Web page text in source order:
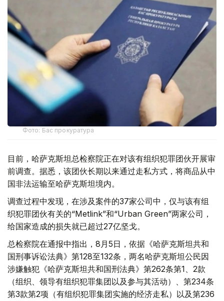
Фото: Бас прокуратура
目前，哈萨克斯坦总检察院正在对该有组织犯罪团伙开展审
前调查。据悉，该团伙长期以来通过走私方式，将商品从中
国非法运输至哈萨克斯坦境内。
调查过程中发现，在涉及案件的37家公司中，仅与该有组
织犯罪团伙有关的“Metlink”和“Urban Green”两家公司，
给国家造成的损失就已超过27亿坚戈。
总检察院在通报中指出，8月5日，依据《哈萨克斯坦共和
国刑事诉讼法典》第128至132条，两名哈萨克斯坦公民因
涉嫌触犯《哈萨克斯坦共和国刑法典》第262条第1、2款
（组织、领导有组织犯罪集团以及参与其活动）、第234条
第3款第2项（有组织犯罪集团实施的经济走私）以及第236